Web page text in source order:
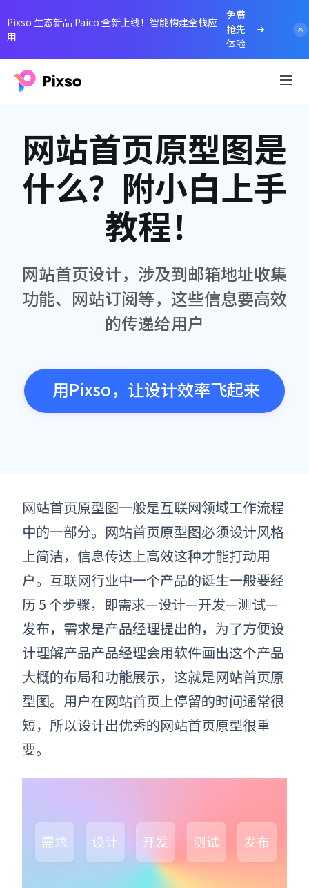
Pixso 生态新品 Paico 全新上线！智能构建全栈应
用
免费
抢先
体验
网站首页原型图是
什么？附小白上手
教程！
网站首页设计，涉及到邮箱地址收集
功能、网站订阅等，这些信息要高效
的传递给用户
用Pixso，让设计效率飞起来
网站首页原型图一般是互联网领域工作流程
中的一部分。 网站首页原型图必须设计风格
上简洁，信息传达上高效这种才能打动用
户。 互联网行业中一个产品的诞生一般要经
历 5 个步骤，即需求—设计—开发—测试—
发布，需求是产品经理提出的，为了方便设
计理解产品产品经理会用软件画出这个产品
大概的布局和功能展示，这就是网站首页原
型图。 用户在网站首页上停留的时间通常很
短，所以设计出优秀的网站首页原型很重
要。